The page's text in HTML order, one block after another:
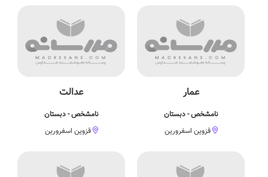
عمار
نامشخص - دبستان
قزوین اسفرورین
عدالت
نامشخص - دبستان
قزوین اسفرورین